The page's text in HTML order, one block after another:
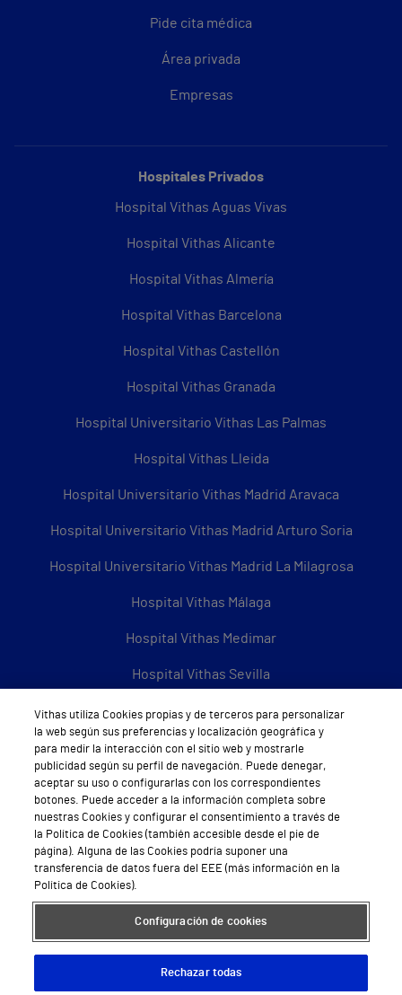
Pide cita médica
Área privada
Empresas
Hospitales Privados
Hospital Vithas Aguas Vivas
Hospital Vithas Alicante
Hospital Vithas Almería
Hospital Vithas Barcelona
Hospital Vithas Castellón
Hospital Vithas Granada
Hospital Universitario Vithas Las Palmas
Hospital Vithas Lleida
Hospital Universitario Vithas Madrid Aravaca
Hospital Universitario Vithas Madrid Arturo Soria
Hospital Universitario Vithas Madrid La Milagrosa
Hospital Vithas Málaga
Hospital Vithas Medimar
Hospital Vithas Sevilla
Hospital Vithas Tenerife
Hospital Vithas Valencia 9 de Octubre
Hospital Vithas Valencia Consuelo
Hospital Vithas Vigo
Hospital Vithas Valencia Turia
Hospital Vithas Vitoria
Hospital Vithas Xanit Internacional (Benalmádena)
Vithas utiliza Cookies propias y de terceros para personalizar
la web según sus preferencias y localización geográfica y
para medir la interacción con el sitio web y mostrarle
publicidad según su perfil de navegación. Puede denegar,
aceptar su uso o configurarlas con los correspondientes
botones. Puede acceder a la información completa sobre
nuestras Cookies y configurar el consentimiento a través de
la Política de Cookies (también accesible desde el pie de
página). Alguna de las Cookies podría suponer una
transferencia de datos fuera del EEE (más información en la
Política de Cookies).
Configuración de cookies
Rechazar todas